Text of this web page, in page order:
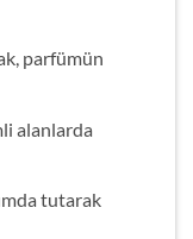
parfümün
alanlarda
tutarak